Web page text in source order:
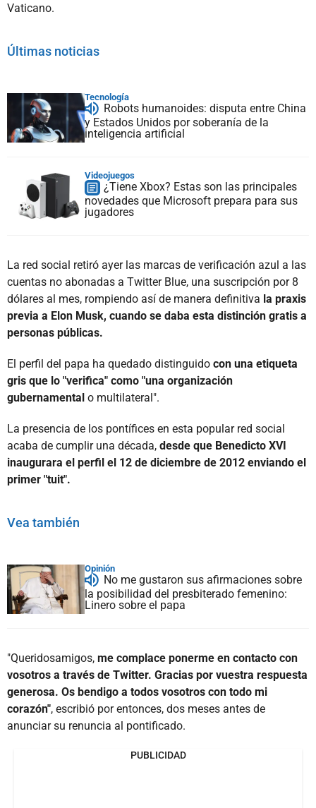
Vaticano.
Últimas noticias
Tecnología
Robots humanoides: disputa entre China
y Estados Unidos por soberanía de la
inteligencia artificial
Videojuegos
¿Tiene Xbox? Estas son las principales
novedades que Microsoft prepara para sus
jugadores
La red social retiró ayer las marcas de verificación azul a las
cuentas no abonadas a Twitter Blue, una suscripción por 8
dólares al mes, rompiendo así de manera definitiva la praxis
previa a Elon Musk, cuando se daba esta distinción gratis a
personas públicas.
El perfil del papa ha quedado distinguido con una etiqueta
gris que lo "verifica" como "una organización
gubernamental o multilateral".
La presencia de los pontífices en esta popular red social
acaba de cumplir una década, desde que Benedicto XVI
inaugurara el perfil el 12 de diciembre de 2012 enviando el
primer "tuit".
Vea también
Opinión
No me gustaron sus afirmaciones sobre
la posibilidad del presbiterado femenino:
Linero sobre el papa
"Queridosamigos, me complace ponerme en contacto con
vosotros a través de Twitter. Gracias por vuestra respuesta
generosa. Os bendigo a todos vosotros con todo mi
corazón", escribió por entonces, dos meses antes de
anunciar su renuncia al pontificado.
PUBLICIDAD